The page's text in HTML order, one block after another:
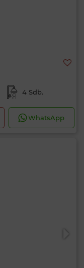
4 Sdb.
WhatsApp